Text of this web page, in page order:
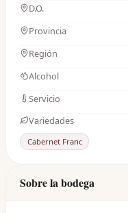
D.O.
Provincia
Región
Alcohol
Servicio
Variedades
Cabernet Franc
Sobre la bodega